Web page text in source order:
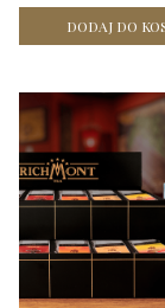
DODAJ DO